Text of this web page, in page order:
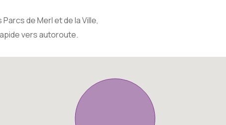
de Merl et de la Ville,
vers autoroute.